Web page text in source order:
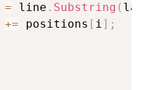
= line . Substring (
+= positions [ i] ;